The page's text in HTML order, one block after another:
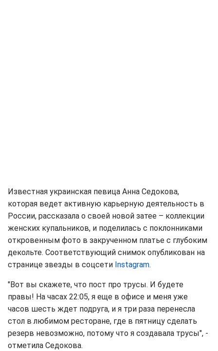
Известная украинская певица Анна Седокова,
которая ведет активную карьерную деятельность в
России, рассказала о своей новой затее – коллекции
женских купальников, и поделилась с поклонниками
откровенным фото в закрученном платье с глубоким
декольте. Соответствующий снимок опубликован на
странице звезды в соцсети Instagram.
"Вот вы скажете, что пост про трусы. И будете
правы! На часах 22:05, я еще в офисе и меня уже
часов шесть ждет подруга, и я три раза перенесла
стол в любимом ресторане, где в пятницу сделать
резерв невозможно, потому что я создавала трусы", -
отметила Седокова.